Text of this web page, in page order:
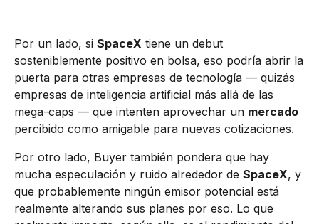
Por un lado, si SpaceX tiene un debut
sosteniblemente positivo en bolsa, eso podría abrir la
puerta para otras empresas de tecnología — quizás
empresas de inteligencia artificial más allá de las
mega-caps — que intenten aprovechar un mercado
percibido como amigable para nuevas cotizaciones.
Por otro lado, Buyer también pondera que hay
mucha especulación y ruido alrededor de SpaceX, y
que probablemente ningún emisor potencial está
realmente alterando sus planes por eso. Lo que